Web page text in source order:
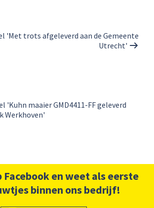
'Met trots afgeleverd aan de Gemeente
Utrecht'
'Kuhn maaier GMD4411-FF geleverd
Werkhoven'
Facebook en weet als eerste
binnen ons bedrijf!